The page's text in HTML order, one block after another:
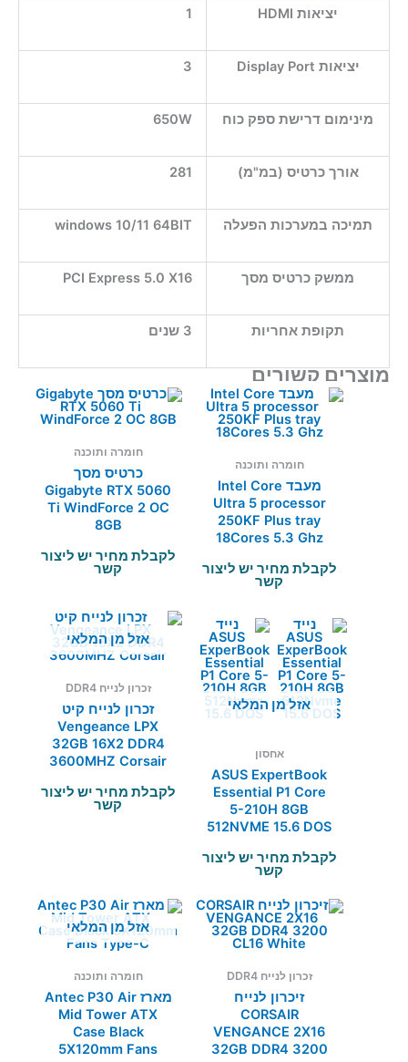
יציאות HDMI 1
יציאות Display Port 3
מינימום דרישת ספק כוח 650W
אורך כרטיס (במ"מ) 281
תמיכה במערכות הפעלה windows 10/11 64BIT
ממשק כרטיס מסך PCI Express 5.0 X16
תקופת אחריות 3 שנים
מוצרים קשורים
חומרה ותוכנה
מעבד Intel Core
Ultra 5 processor
250KF Plus tray
18Cores 5.3 Ghz
לקבלת מחיר יש ליצור
קשר
חומרה ותוכנה
כרטיס מסך
Gigabyte RTX 5060
Ti WindForce 2 OC
8GB
לקבלת מחיר יש ליצור
קשר
אזל מן המלאי
אחסון
ASUS ExpertBook
Essential P1 Core
5-210H 8GB
512NVME 15.6 DOS
לקבלת מחיר יש ליצור
קשר
אזל מן המלאי
זכרון לנייח DDR4
זכרון לנייח קיט
Vengeance LPX
32GB 16X2 DDR4
3600MHZ Corsair
לקבלת מחיר יש ליצור
קשר
זכרון לנייח DDR4
זיכרון לנייח
CORSAIR
VENGANCE 2X16
32GB DDR4 3200
אזל מן המלאי
חומרה ותוכנה
מארז Antec P30 Air
Mid Tower ATX
Case Black
5X120mm Fans